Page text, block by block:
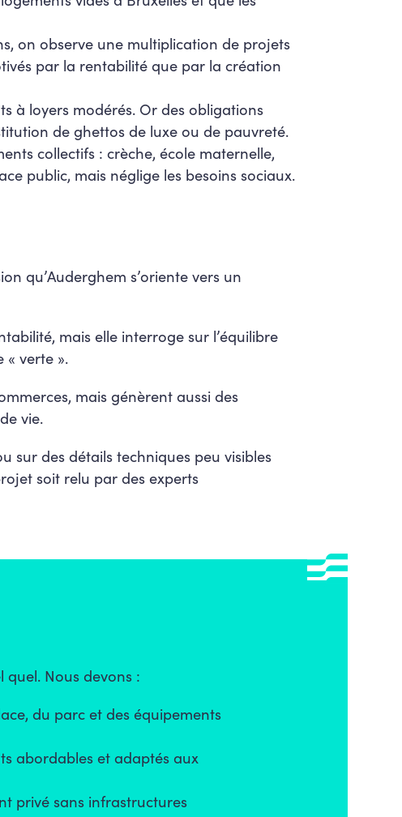
on observe une multiplication de projets
par la rentabilité que par la création
à loyers modérés. Or des obligations
de ghettos de luxe ou de pauvreté.
collectifs : crèche, école maternelle,
public, mais néglige les besoins sociaux.
qu’Auderghem s’oriente vers un
mais elle interroge sur l’équilibre
« verte ».
mais génèrent aussi des
vie.
sur des détails techniques peu visibles
soit relu par des experts
Nous devons :
du parc et des équipements
abordables et adaptés aux
privé sans infrastructures